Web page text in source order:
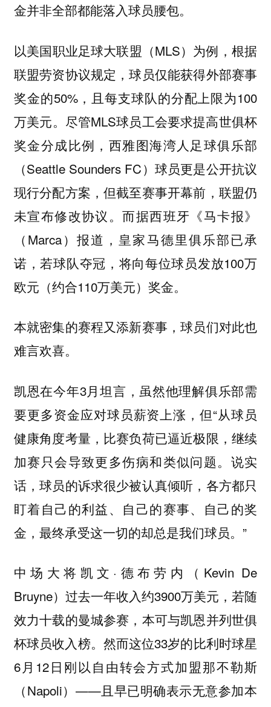
金并非全部都能落入球员腰包。
以美国职业足球大联盟（MLS）为例，根据
联盟劳资协议规定，球员仅能获得外部赛事
奖金的50%，且每支球队的分配上限为100
万美元。尽管MLS球员工会要求提高世俱杯
奖金分成比例，西雅图海湾人足球俱乐部
（Seattle Sounders FC）球员更是公开抗议
现行分配方案，但截至赛事开幕前，联盟仍
未宣布修改协议。而据西班牙《马卡报》
（Marca）报道，皇家马德里俱乐部已承
诺，若球队夺冠，将向每位球员发放100万
欧元（约合110万美元）奖金。
本就密集的赛程又添新赛事，球员们对此也
难言欢喜。
凯恩在今年3月坦言，虽然他理解俱乐部需
要更多资金应对球员薪资上涨，但“从球员
健康角度考量，比赛负荷已逼近极限，继续
加赛只会导致更多伤病和类似问题。说实
话，球员的诉求很少被认真倾听，各方都只
盯着自己的利益、自己的赛事、自己的奖
金，最终承受这一切的却总是我们球员。”
中场大将凯文·德布劳内（Kevin De
Bruyne）过去一年收入约3900万美元，若随
效力十载的曼城参赛，本可与凯恩并列世俱
杯球员收入榜。然而这位33岁的比利时球星
6月12日刚以自由转会方式加盟那不勒斯
（Napoli）——且早已明确表示无意参加本